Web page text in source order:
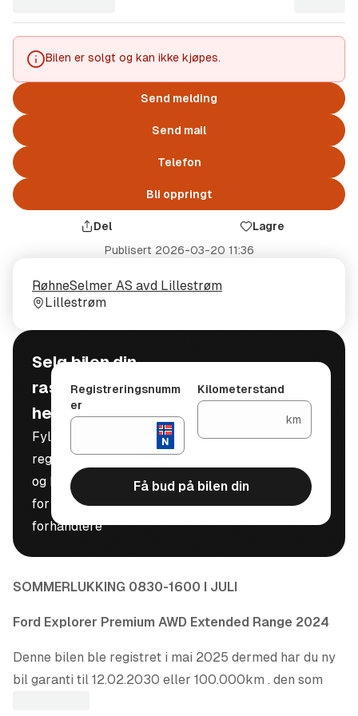
Bilen er solgt og kan ikke kjøpes.
Send melding
Send mail
Telefon
Bli oppringt
Del
Lagre
Publisert 2026-03-20 11:36
Selger
RøhneSelmer AS avd Lillestrøm
Selgerens
plass
Lillestrøm
Selg bilen din
raskt, trygt og
helt gratis
Fyll inn
registreringsnummer
og kilometerstand
for å motta bud fra
forhandlere
Registreringsnumm
er
Kilometerstand
km
Få bud på bilen din
SOMMERLUKKING 0830-1600 I JULI
Ford Explorer Premium AWD Extended Range 2024
Denne bilen ble registret i mai 2025 dermed har du ny
bil garanti til 12.02.2030 eller 100.000km . den som